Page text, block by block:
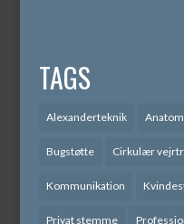
TAGS
Alexanderteknik
Bugstøtte Cirkulær
Kommunikation
Privat stemme